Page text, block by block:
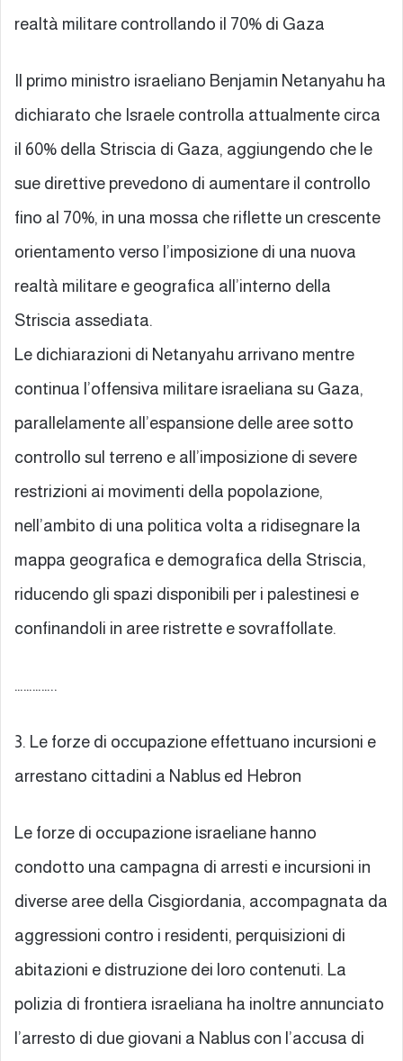
realtà militare controllando il 70% di Gaza
Il primo ministro israeliano Benjamin Netanyahu ha
dichiarato che Israele controlla attualmente circa
il 60% della Striscia di Gaza, aggiungendo che le
sue direttive prevedono di aumentare il controllo
fino al 70%, in una mossa che riflette un crescente
orientamento verso l’imposizione di una nuova
realtà militare e geografica all’interno della
Striscia assediata.
Le dichiarazioni di Netanyahu arrivano mentre
continua l’offensiva militare israeliana su Gaza,
parallelamente all’espansione delle aree sotto
controllo sul terreno e all’imposizione di severe
restrizioni ai movimenti della popolazione,
nell’ambito di una politica volta a ridisegnare la
mappa geografica e demografica della Striscia,
riducendo gli spazi disponibili per i palestinesi e
confinandoli in aree ristrette e sovraffollate.
…………..
3. Le forze di occupazione effettuano incursioni e
arrestano cittadini a Nablus ed Hebron
Le forze di occupazione israeliane hanno
condotto una campagna di arresti e incursioni in
diverse aree della Cisgiordania, accompagnata da
aggressioni contro i residenti, perquisizioni di
abitazioni e distruzione dei loro contenuti. La
polizia di frontiera israeliana ha inoltre annunciato
l’arresto di due giovani a Nablus con l’accusa di